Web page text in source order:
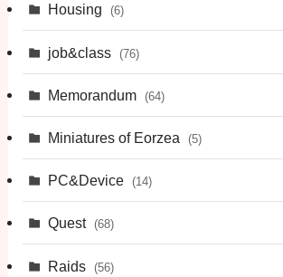
Housing (6)
job&class (76)
Memorandum (64)
Miniatures of Eorzea (5)
PC&Device (14)
Quest (68)
Raids (56)